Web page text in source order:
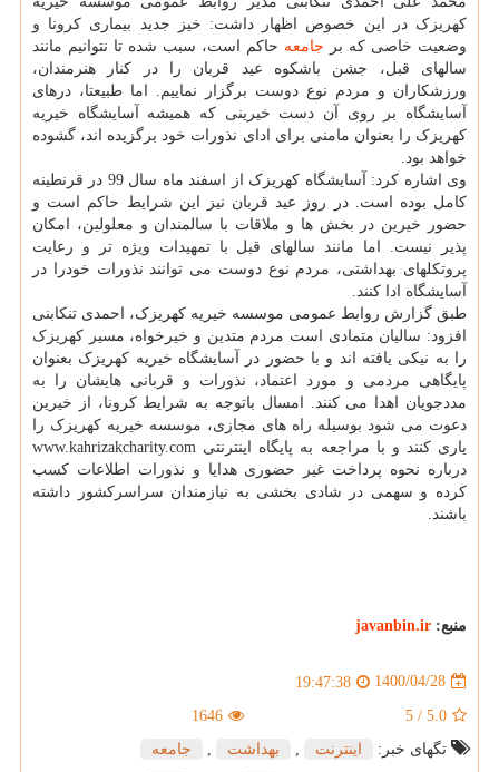
کهریزک در این خصوص اظهار داشت: خیز جدید بیماری کرونا و
وضعیت خاصی که بر جامعه حاکم است، سبب شده تا نتوانیم مانند
سالهای قبل، جشن باشکوه عید قربان را در کنار هنرمندان،
ورزشکاران و مردم نوع دوست برگزار نماییم. اما طبیعتا، درهای
آسایشگاه بر روی آن دست خیرینی که همیشه آسایشگاه خیریه
کهریزک را بعنوان مامنی برای ادای نذورات خود برگزیده اند، گشوده
خواهد بود.
وی اشاره کرد: آسایشگاه کهریزک از اسفند ماه سال 99 در قرنطینه
کامل بوده است. در روز عید قربان نیز این شرایط حاکم است و
حضور خیرین در بخش ها و ملاقات با سالمندان و معلولین، امکان
پذیر نیست. اما مانند سالهای قبل با تمهیدات ویژه تر و رعایت
پروتکلهای بهداشتی، مردم نوع دوست می توانند نذورات خودرا در
آسایشگاه ادا کنند.
طبق گزارش روابط عمومی موسسه خیریه کهریزک، احمدی تنکابنی
افزود: سالیان متمادی است مردم متدین و خیرخواه، مسیر کهریزک
را به نیکی یافته اند و با حضور در آسایشگاه خیریه کهریزک بعنوان
پایگاهی مردمی و مورد اعتماد، نذورات و قربانی هایشان را به
مددجویان اهدا می کنند. امسال باتوجه به شرایط کرونا، از خیرین
دعوت می شود بوسیله راه های مجازی، موسسه خیریه کهریزک را
یاری کنند و با مراجعه به پایگاه اینترنتی www.kahrizakcharity.com
درباره نحوه پرداخت غیر حضوری هدایا و نذورات اطلاعات کسب
کرده و سهمی در شادی بخشی به نیازمندان سراسرکشور داشته
باشند.
منبع: javanbin.ir
1400/04/28
19:47:38
5.0
/
5
1646
تگهای خبر:
اینترنت بهداشت جامعه